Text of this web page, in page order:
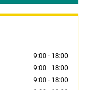
9:00 - 18:00
9:00 - 18:00
9:00 - 18:00